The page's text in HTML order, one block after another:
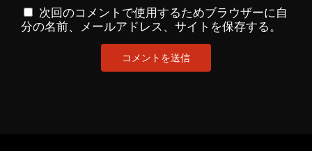
次回のコメントで使用するためブラウザーに自
分の名前、メールアドレス、サイトを保存する。